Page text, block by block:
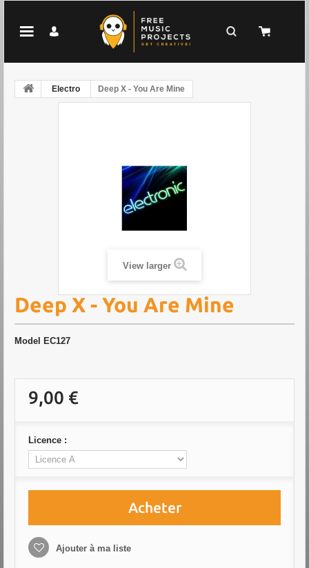
Electro Deep X - You Are Mine
View larger
Deep X - You Are Mine
Model EC127
9,00 €
Licence :
Acheter
Ajouter à ma liste